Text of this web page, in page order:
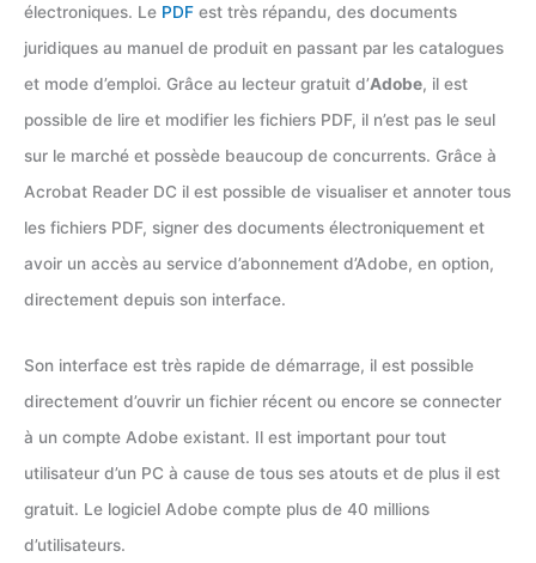
électroniques. Le PDF est très répandu, des documents
juridiques au manuel de produit en passant par les catalogues
et mode d’emploi. Grâce au lecteur gratuit d’Adobe, il est
possible de lire et modifier les fichiers PDF, il n’est pas le seul
sur le marché et possède beaucoup de concurrents. Grâce à
Acrobat Reader DC il est possible de visualiser et annoter tous
les fichiers PDF, signer des documents électroniquement et
avoir un accès au service d’abonnement d’Adobe, en option,
directement depuis son interface.
Son interface est très rapide de démarrage, il est possible
directement d’ouvrir un fichier récent ou encore se connecter
à un compte Adobe existant. Il est important pour tout
utilisateur d’un PC à cause de tous ses atouts et de plus il est
gratuit. Le logiciel Adobe compte plus de 40 millions
d’utilisateurs.